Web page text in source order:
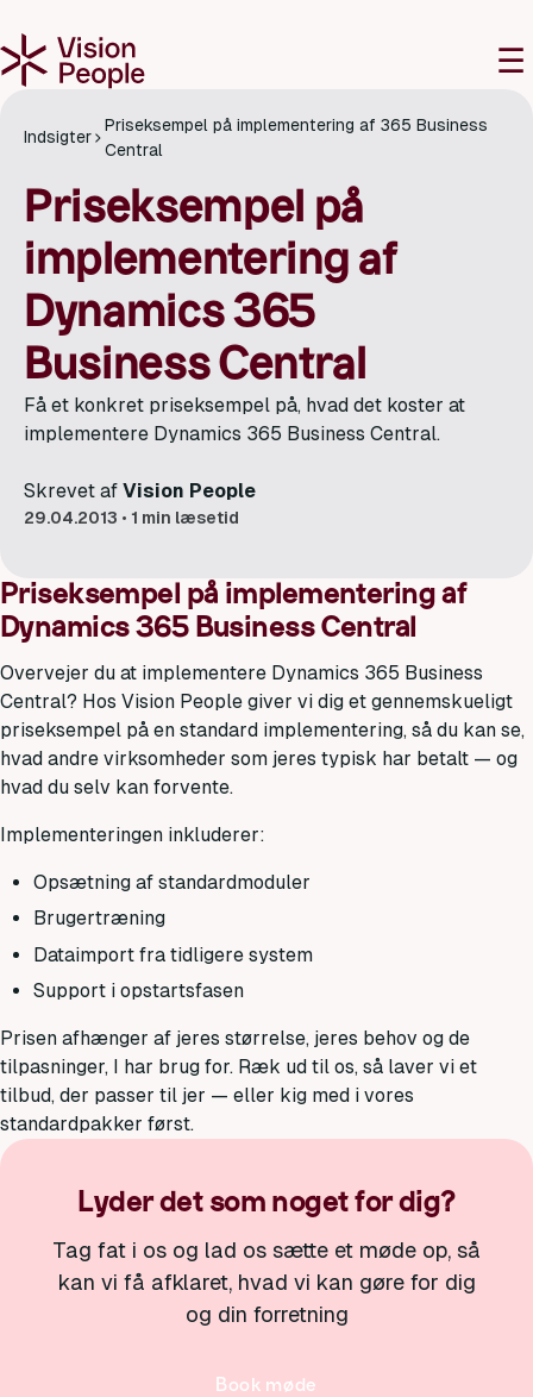
☰
Indsigter
Priseksempel på implementering af 365 Business
Central
Priseksempel på
implementering af
Dynamics 365
Business Central
Få et konkret priseksempel på, hvad det koster at
implementere Dynamics 365 Business Central.
Skrevet af Vision People
29.04.2013 • 1 min læsetid
Priseksempel på implementering af
Dynamics 365 Business Central
Overvejer du at implementere Dynamics 365 Business
Central? Hos Vision People giver vi dig et gennemskueligt
priseksempel på en standard implementering, så du kan se,
hvad andre virksomheder som jeres typisk har betalt — og
hvad du selv kan forvente.
Implementeringen inkluderer:
Opsætning af standardmoduler
Brugertræning
Dataimport fra tidligere system
Support i opstartsfasen
Prisen afhænger af jeres størrelse, jeres behov og de
tilpasninger, I har brug for. Ræk ud til os, så laver vi et
tilbud, der passer til jer — eller kig med i vores
standardpakker først.
Lyder det som noget for dig?
Tag fat i os og lad os sætte et møde op, så
kan vi få afklaret, hvad vi kan gøre for dig
og din forretning
Book møde